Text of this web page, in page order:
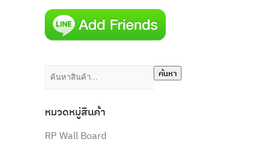
ค้นหา:
ค้นหา
หมวดหมู่สินค้า
RP Wall Board